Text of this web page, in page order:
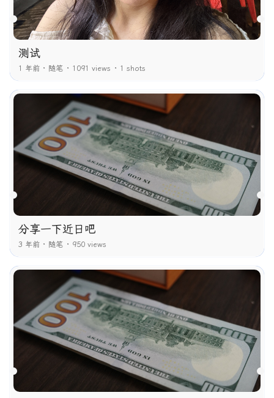
测试
1 年前 随笔 1091 views 1 shots
分享一下近日吧
3 年前 随笔 950 views